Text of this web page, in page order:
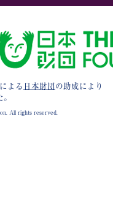
よる 日本財団の助成により
All rights reserved.